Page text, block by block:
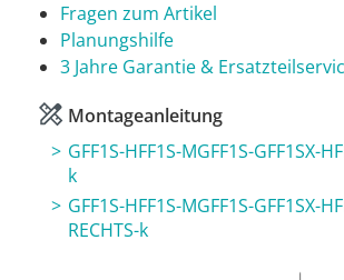
Fragen zum Artikel
Planungshilfe
3 Jahre Garantie &
Montageanleitung
GFF1S-HFF1S-MGFF1S-GFF1SX-
k
GFF1S-HFF1S-MGFF1S-GFF1SX-
RECHTS-k